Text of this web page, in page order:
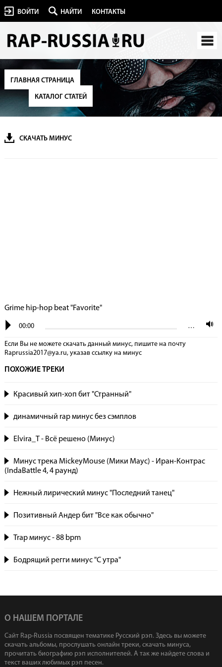
ВОЙТИ НАЙТИ КОНТАКТЫ
ГЛАВНАЯ СТРАНИЦА
КАТАЛОГ СТАТЕЙ
СКАЧАТЬ МИНУС
Grime hip-hop beat "Favorite"
00:00 …
Если Вы не можете скачать данный минус, пишите на почту
Raprussia2017@ya.ru, указав сcылку на минус
ПОХОЖИЕ ТРЕКИ
Красивый хип-хоп бит "Странный"
динамичный rap минус без сэмплов
Elvira_T - Всё решено (Минус)
Минус трека MickeyMouse (Мики Маус) - Иран-Контрас
(IndaBattle 4, 4 раунд)
Нежный лирический минус "Последний танец"
Позитивный Андер бит "Все как обычно"
Trap минус - 88 bpm
Бодрящий регги минус "С утра"
О НАШЕМ ПОРТАЛЕ
Сайт Rap-Russia посвящен тематике Русский рэп. Здесь вы можете
скачать альбомы, прослушать онлайн треки, скачать минуса,
прочитать биографию рэп исполнителей. А так же найдете слова и
текст ваших любимых рэп песен.